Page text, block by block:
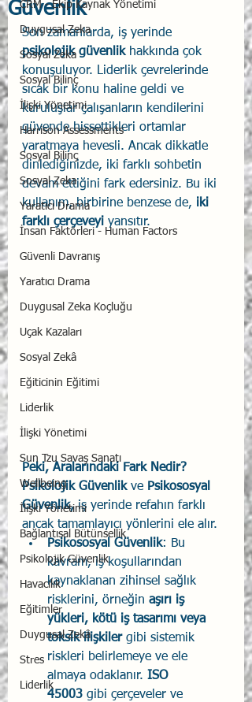
CRM - Ekip Kaynak Yönetimi
Duygusal Zeka
Sosyal Zeka
Sosyal Bilinç
İlişki Yönetimi
Harrison Assessments
Sosyal Bilinç
Sosyal Zeka
Yaratıcı Drama
İnsan Faktörleri - Human Factors
Güvenli Davranış
Yaratıcı Drama
Duygusal Zeka Koçluğu
Uçak Kazaları
Sosyal Zekâ
Eğiticinin Eğitimi
Liderlik
İlişki Yönetimi
Sun Tzu Savaş Sanatı
Wellbeing
İlişki Yönetimi
Bağlantısal Bütünsellik
Psikolojik Güvenlik
Havacılık
Eğitimler
Duygusal Zekâ
Stres
Liderlik
Güvenlik
Son zamanlarda, iş yerinde
psikolojik güvenlik hakkında çok
konuşuluyor. Liderlik çevrelerinde
sıcak bir konu haline geldi ve
kuruluşlar çalışanların kendilerini
güvende hissettikleri ortamlar
yaratmaya hevesli. Ancak dikkatle
dinlediğinizde, iki farklı sohbetin
devam ettiğini fark edersiniz. Bu iki
kullanım, birbirine benzese de, iki
farklı çerçeveyi yansıtır.
Peki, Aralarındaki Fark Nedir?
Psikolojik Güvenlik ve Psikososyal
Güvenlik, iş yerinde refahın farklı
ancak tamamlayıcı yönlerini ele alır.
Psikososyal Güvenlik: Bu
kavram, iş koşullarından
kaynaklanan zihinsel sağlık
risklerini, örneğin aşırı iş
yükleri, kötü iş tasarımı veya
toksik ilişkiler gibi sistemik
riskleri belirlemeye ve ele
almaya odaklanır. ISO
45003 gibi çerçeveler ve